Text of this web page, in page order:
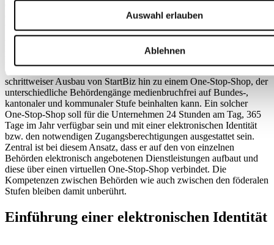
Auswahl erlauben
Ablehnen
dass die Unternehmen dieselben Informationen mehrfach
(elektronisch oder auf Papier) eingeben müssen. Dies ist komplex,
unnötig, kostet Zeit und Geld.
Abhilfe schaffen E-Government-Lösungen wie StartBiz (siehe
Kasten 1), wo die Unternehmen heute für die Anmeldung bei
denselben Datenbestand zurückgreifen. Ziel ist deshalb ein
schrittweiser Ausbau von StartBiz hin zu einem One-Stop-Shop, der
unterschiedliche Behördengänge medienbruchfrei auf Bundes-,
kantonaler und kommunaler Stufe beinhalten kann. Ein solcher
One-Stop-Shop soll für die Unternehmen 24 Stunden am Tag, 365
Tage im Jahr verfügbar sein und mit einer elektronischen Identität
bzw. den notwendigen Zugangsberechtigungen ausgestattet sein.
Zentral ist bei diesem Ansatz, dass er auf den von einzelnen
Behörden elektronisch angebotenen Dienstleistungen aufbaut und
diese über einen virtuellen One-Stop-Shop verbindet. Die
Kompetenzen zwischen Behörden wie auch zwischen den föderalen
Stufen bleiben damit unberührt.
Einführung einer elektronischen Identität